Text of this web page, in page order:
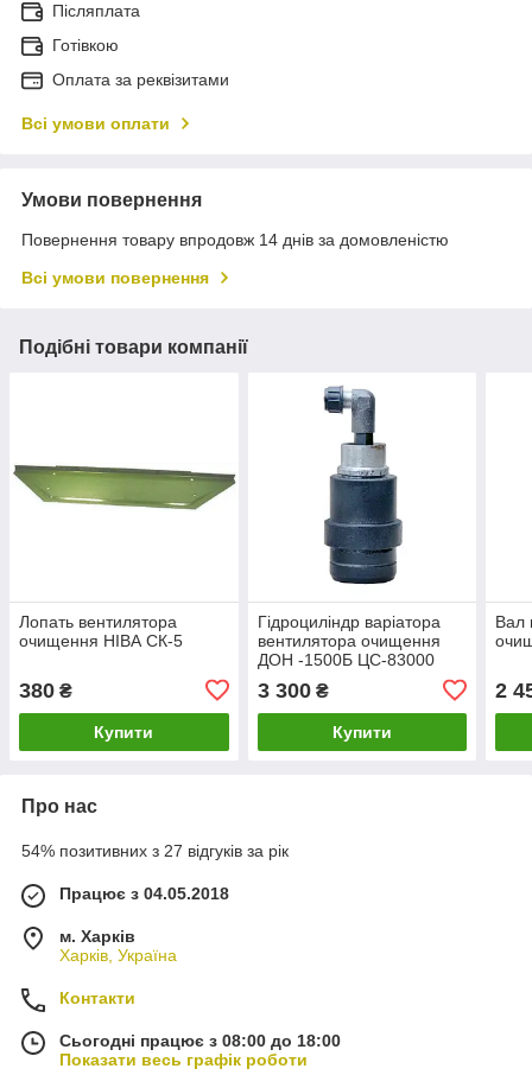
Післяплата
Готівкою
Оплата за реквізитами
Всі умови оплати
Умови повернення
Повернення товару впродовж 14 днів за домовленістю
Всі умови повернення
Подібні товари компанії
Лопать вентилятора
очищення НІВА СК-5
380 ₴
Купити
Гідроциліндр варіатора
вентилятора очищення
ДОН -1500Б ЦС-83000
3 300₴
Купити
Вал
2
Про нас
54% позитивних з 27 відгуків за рік
Працює з 04.05.2018
м. Харків
Харків, Україна
Контакти
Сьогодні працює з 08:00 до 18:00
Показати весь графік роботи